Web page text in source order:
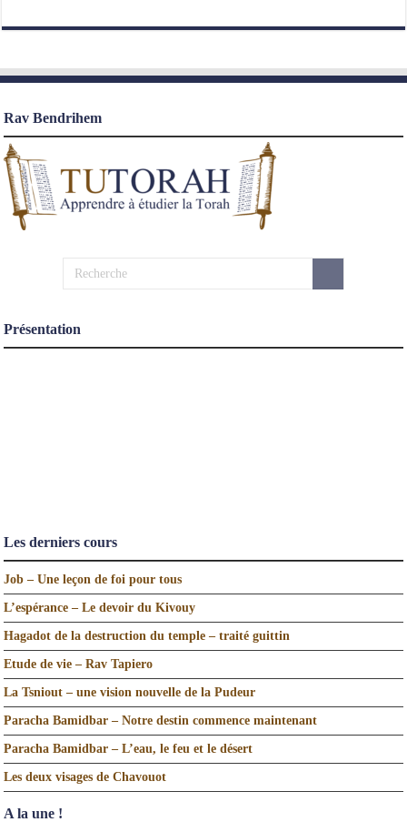
Rav Bendrihem
Présentation
Les derniers cours
Job – Une leçon de foi pour tous
L’espérance – Le devoir du Kivouy
Hagadot de la destruction du temple – traité guittin
Etude de vie – Rav Tapiero
La Tsniout – une vision nouvelle de la Pudeur
Paracha Bamidbar – Notre destin commence maintenant
Paracha Bamidbar – L’eau, le feu et le désert
Les deux visages de Chavouot
A la une !